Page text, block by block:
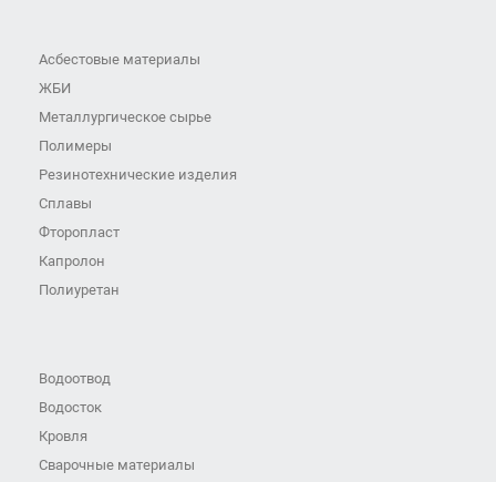
Асбестовые материалы
ЖБИ
Металлургическое сырье
Полимеры
Резинотехнические изделия
Сплавы
Фторопласт
Капролон
Полиуретан
Водоотвод
Водосток
Кровля
Сварочные материалы